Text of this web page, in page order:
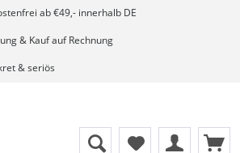
ab €49,- innerhalb DE
& Kauf auf Rechnung
& seriös